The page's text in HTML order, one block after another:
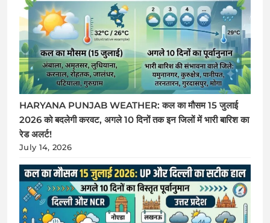
HARYANA PUNJAB WEATHER: कल का मौसम 15 जुलाई
2026 को बदलेगी करवट, अगले 10 दिनों तक इन जिलों में भारी बारिश का
रेड अलर्ट!
July 14, 2026